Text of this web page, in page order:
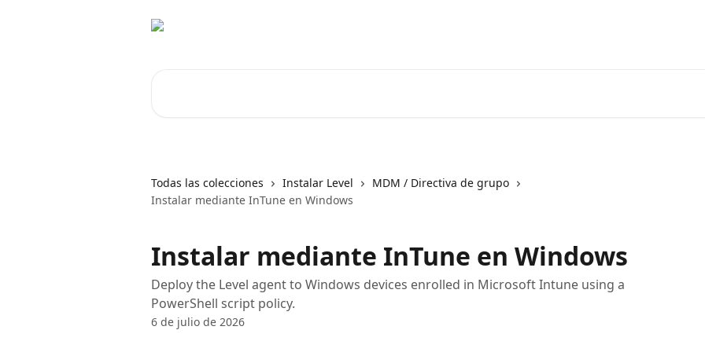
Todas las colecciones Instalar Level
MDM / Directiva de grupo
Instalar mediante InTune en Windows
Instalar mediante InTune en Windows
Deploy the Level agent to Windows devices enrolled in Microsoft Intune using a
PowerShell script policy.
6 de julio de 2026